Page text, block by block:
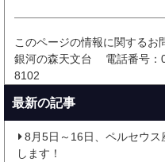
このページの情報に関するお
銀河の森天文台
電話番号
8102
最新の記事
8月5日～16日、ペルセウ
します！